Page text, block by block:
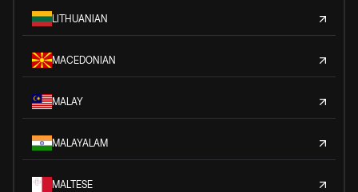
LITHUANIAN
MACEDONIAN
MALAY
MALAYALAM
MALTESE